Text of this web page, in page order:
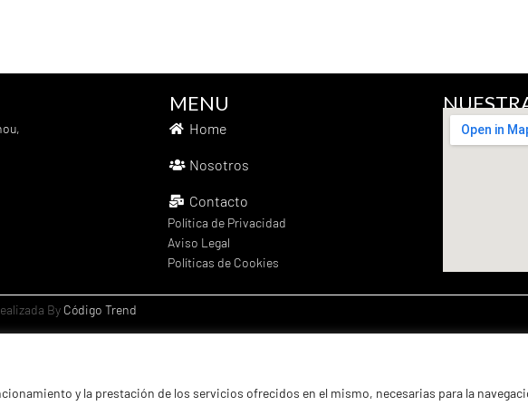
y la prestación de los servicios ofrecidos en el mismo, necesarias para la
combustible de la embarcación de
forma sencilla y rentable. La
MENU
Home
Nosotros
Contacto
Política de Privacidad
Aviso Legal
Políticas de Cookies
By Código Trend